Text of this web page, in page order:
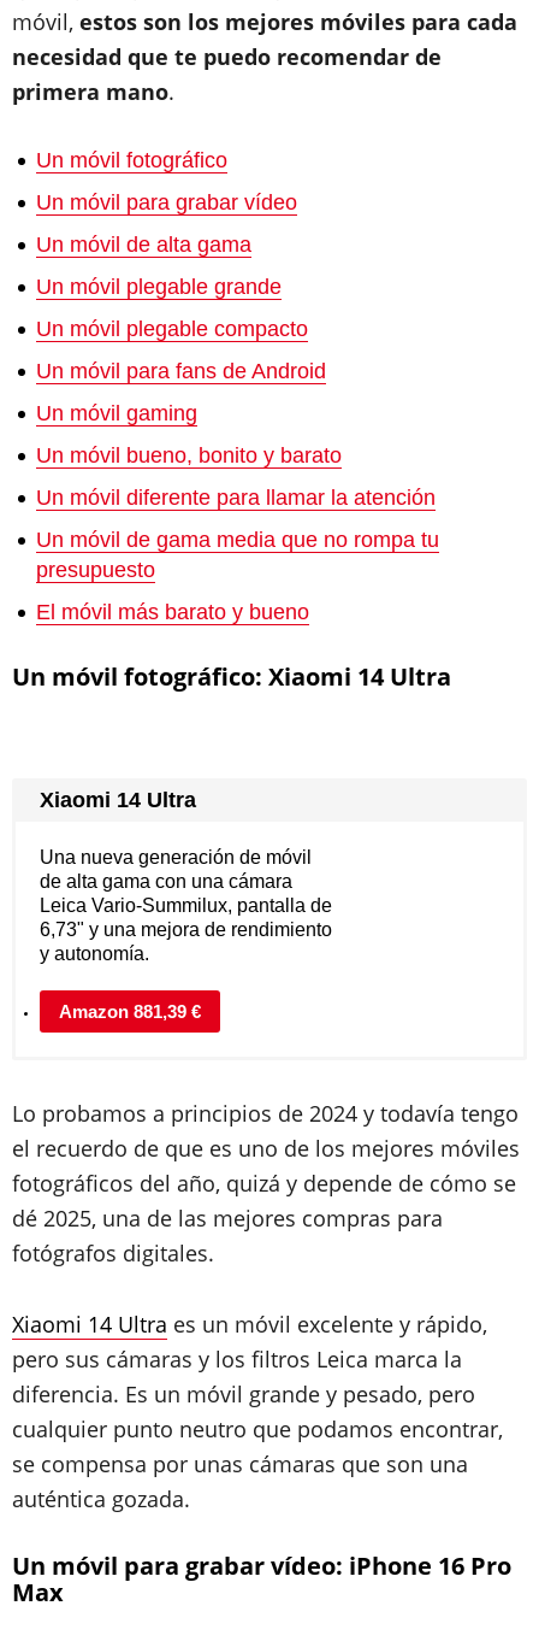
móvil, estos son los mejores móviles para cada
necesidad que te puedo recomendar de
primera mano.
Un móvil fotográfico
Un móvil para grabar vídeo
Un móvil de alta gama
Un móvil plegable grande
Un móvil plegable compacto
Un móvil para fans de Android
Un móvil gaming
Un móvil bueno, bonito y barato
Un móvil diferente para llamar la atención
Un móvil de gama media que no rompa tu
presupuesto
El móvil más barato y bueno
Un móvil fotográfico: Xiaomi 14 Ultra
Xiaomi 14 Ultra
Amazon 881,39 €
Una nueva generación de móvil
de alta gama con una cámara
Leica Vario-Summilux, pantalla de
6,73" y una mejora de rendimiento
y autonomía.
Lo probamos a principios de 2024 y todavía tengo
el recuerdo de que es uno de los mejores móviles
fotográficos del año, quizá y depende de cómo se
dé 2025, una de las mejores compras para
fotógrafos digitales.
Xiaomi 14 Ultra es un móvil excelente y rápido,
pero sus cámaras y los filtros Leica marca la
diferencia. Es un móvil grande y pesado, pero
cualquier punto neutro que podamos encontrar,
se compensa por unas cámaras que son una
auténtica gozada.
Un móvil para grabar vídeo: iPhone 16 Pro
Max